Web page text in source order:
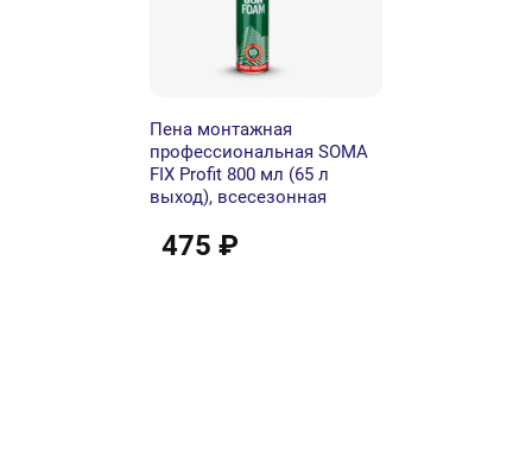
Пена монтажная
профессиональная SOMA
FIX Profit 800 мл (65 л
выход), всесезонная
475 ₽